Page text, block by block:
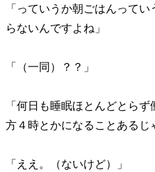
「っていうか朝ごはんって
らないんですよね」
「（一同）？？」
「何日も睡眠ほとんどとら
方４時とかになることあるじ
「ええ。（ないけど）」